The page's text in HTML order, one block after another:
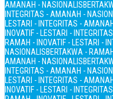
AMANAH - NASIONALIS
INTEGRITAS - AMANAH -
LESTARI - INTEGRITAS -
INOVATIF - LESTARI -
RAMAH - INOVATIF - LESTARI -
NASIONALISBERTAKWA -
AMANAH - NASIONALIS
INTEGRITAS - AMANAH -
LESTARI - INTEGRITAS -
INOVATIF - LESTARI -